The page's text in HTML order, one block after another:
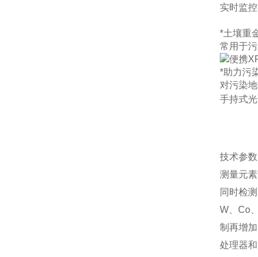
实时监
*土壤重
常用于
*助力污
对污染
手持式
技术参数
测量元
同时检
W、Co
制再增加
处理器